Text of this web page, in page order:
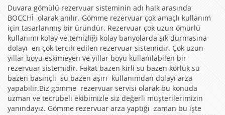
Duvara gömülü rezervuar sisteminin adı halk arasında
BOCCHİ olarak anılır. Gömme rezervuar çok amaçlı kullanım
için tasarlanmış bir üründür. Rezervuar çok uzun ömürlü
kullanımı kolay ve temizliği kolay banyolarda şık durmasına
dolayı en çok tercih edilen rezervuar sistemidir. Çok uzun
yıllar boyu eskimeyen ve yıllar boyu kullanılabilen bir
rezervuar sistemidir. Fakat bazen kirli su bazen körlük su
bazen basınçlı su bazen aşırı kullanımdan dolayı arza
yapabilir.Biz gömme rezervuar servisi olarak bu konuda
uzman ve tecrübeli ekibimizle siz değerli müşterilerimizin
yanındayız. Gömme rezervuar arza yaptığı zaman bu işte